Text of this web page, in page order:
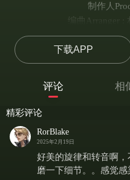
制作人
编曲Arranger :
我们
是海面
游鱼
可谁又
只求
下载APP
评论 相
精彩评论
RorBlake
2025年2月19日
好美的旋律和转音啊
磨一下细节。。感觉感